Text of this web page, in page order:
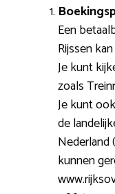
Een
Rijssen
Je kunt
zoals
Je kunt
de
Nederland
kunnen